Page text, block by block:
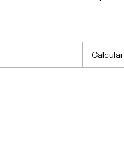
Calcular